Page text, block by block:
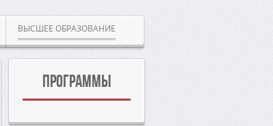
ВЫСШЕЕ ОБРАЗОВАНИЕ
Программы